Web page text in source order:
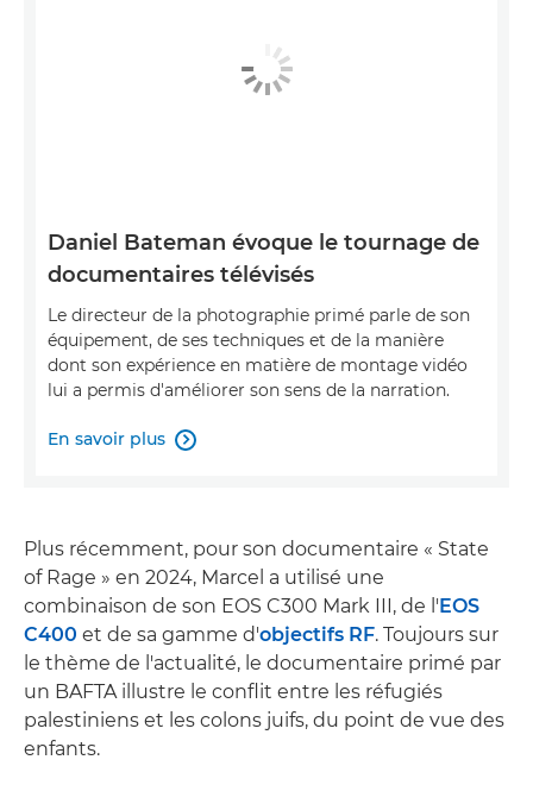
Daniel Bateman évoque le tournage de
documentaires télévisés
Le directeur de la photographie primé parle de son
équipement, de ses techniques et de la manière
dont son expérience en matière de montage vidéo
lui a permis d'améliorer son sens de la narration.
En savoir plus 
Plus récemment, pour son documentaire « State
of Rage » en 2024, Marcel a utilisé une
combinaison de son EOS C300 Mark III, de l' EOS
C400 et de sa gamme d'objectifs RF. Toujours sur
le thème de l'actualité, le documentaire primé par
un BAFTA illustre le conflit entre les réfugiés
palestiniens et les colons juifs, du point de vue des
enfants.